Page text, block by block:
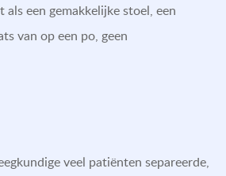
als een gemakkelijke stoel, een
van op een po, geen
veel patiënten separeerde,